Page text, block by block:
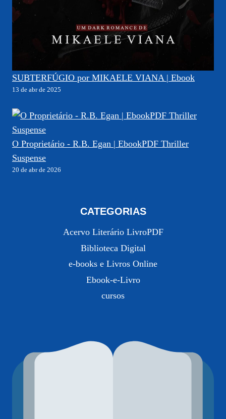
SUBTERFÚGIO por MIKAELE VIANA | Ebook
13 de abr de 2025
O Proprietário - R.B. Egan | EbookPDF Thriller
Suspense
20 de abr de 2026
CATEGORIAS
Acervo Literário LivroPDF
Biblioteca Digital
e-books e Livros Online
Ebook-e-Livro
cursos